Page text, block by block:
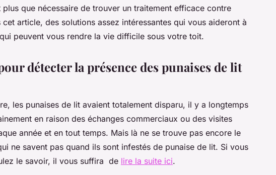
que nécessaire de trouver un traitement efficace contre
article, des solutions assez intéressantes qui vous aideront à
peuvent vous rendre la vie difficile sous votre toit.
détecter la présence des punaises de lit
les punaises de lit avaient totalement disparu, il y a longtemps
en raison des échanges commerciaux ou des visites
année et en tout temps. Mais là ne se trouve pas encore le
ne savent pas quand ils sont infestés de punaise de lit. Si vous
le savoir, il vous suffira de lire la suite ici.